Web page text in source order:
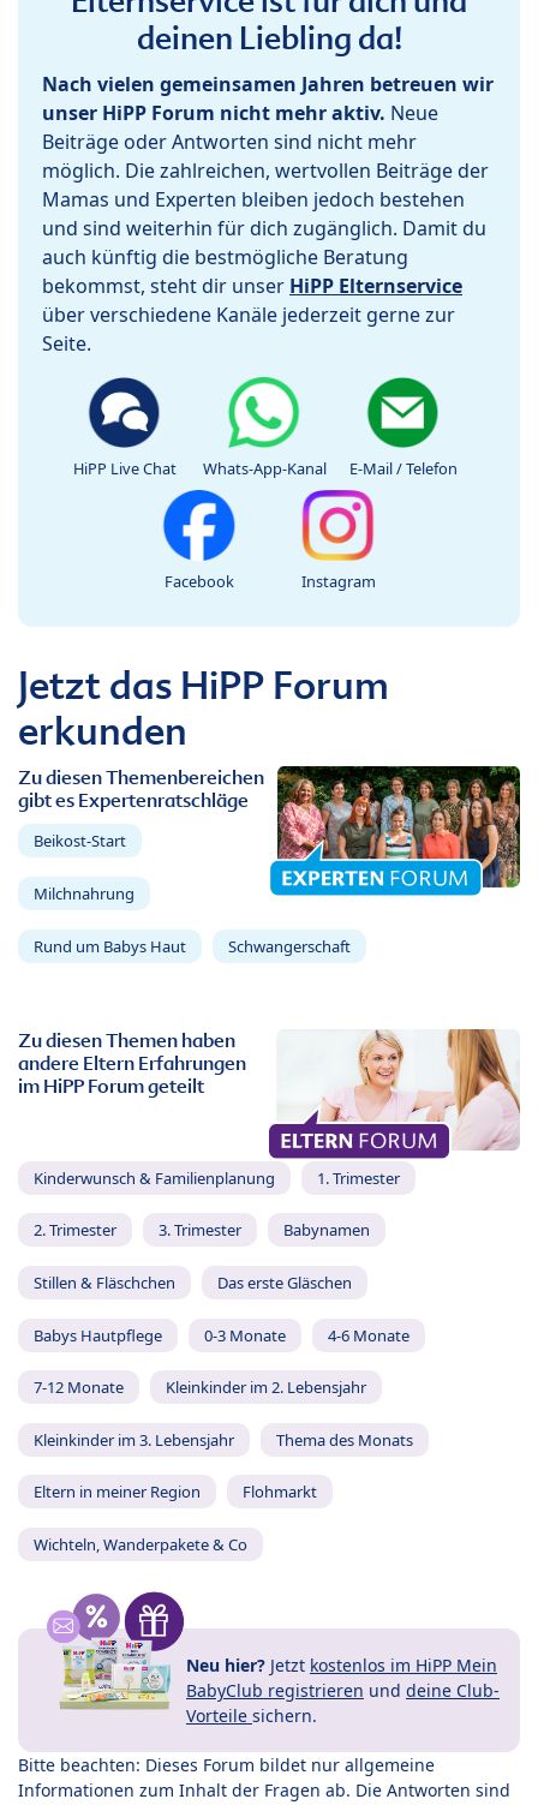
deinen Liebling da!
Nach vielen gemeinsamen Jahren betreuen wir
unser HiPP Forum nicht mehr aktiv. Neue
Beiträge oder Antworten sind nicht mehr
möglich. Die zahlreichen, wertvollen Beiträge der
Mamas und Experten bleiben jedoch bestehen
und sind weiterhin für dich zugänglich. Damit du
auch künftig die bestmögliche Beratung
bekommst, steht dir unser HiPP Elternservice
über verschiedene Kanäle jederzeit gerne zur
Seite.
HiPP Live Chat Whats-App-Kanal E-Mail / Telefon
Facebook Instagram
Jetzt das HiPP Forum
erkunden
Zu diesen Themenbereichen
gibt es Expertenratschläge
Beikost-Start
Milchnahrung
Rund um Babys Haut Schwangerschaft
Zu diesen Themen haben
andere Eltern Erfahrungen
im HiPP Forum geteilt
Kinderwunsch & Familienplanung 1. Trimester
2. Trimester 3. Trimester Babynamen
Stillen & Fläschchen Das erste Gläschen
Babys Hautpflege 0-3 Monate 4-6 Monate
7-12 Monate Kleinkinder im 2. Lebensjahr
Kleinkinder im 3. Lebensjahr Thema des Monats
Eltern in meiner Region Flohmarkt
Wichteln, Wanderpakete & Co
Neu hier? Jetzt kostenlos im HiPP Mein
BabyClub registrieren und deine Club-
Vorteile sichern.
Bitte beachten: Dieses Forum bildet nur allgemeine
Informationen zum Inhalt der Fragen ab. Die Antworten sind